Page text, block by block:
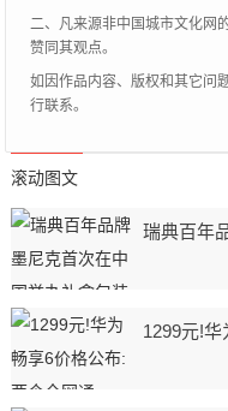
二、凡来源非中国城市文化网
赞同其观点。
如因作品内容、版权和其它问
行联系。
滚动图文
瑞典百年
1299元!